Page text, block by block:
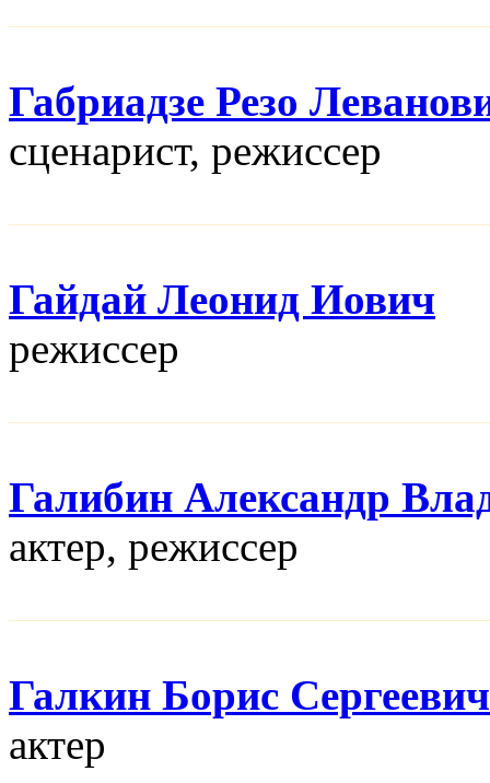
Габриадзе Резо
сценарист, режисcер
Гайдай Леонид Иович
режисcер
Галибин Александр
актер, режисcер
Галкин Борис Сергеевич
актер